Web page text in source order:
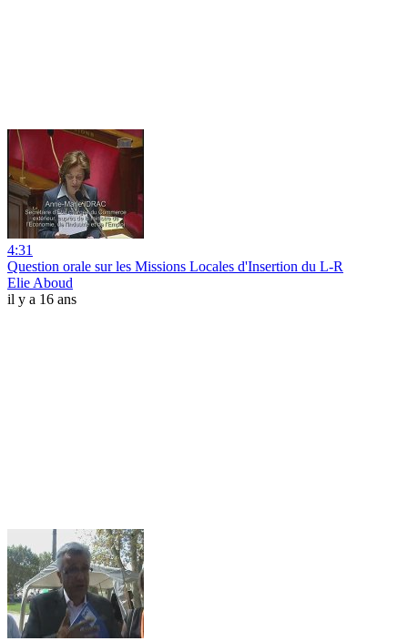
4:31
Question orale sur les Missions Locales d'Insertion du L-R
Elie Aboud
il y a 16 ans